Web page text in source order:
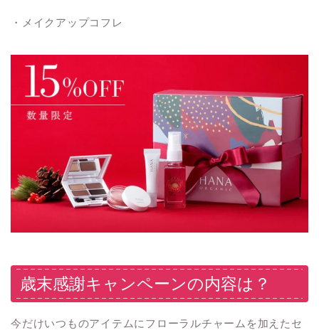
・メイクアップコフレ
歳末感謝キャンペーンの内容は？
今だけいつものアイテムにフローラルチャームを加えたセ